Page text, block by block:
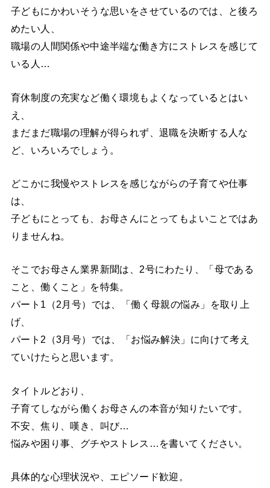
子どもにかわいそうな思いをさせているのでは、と後ろ
めたい人、
職場の人間関係や中途半端な働き方にストレスを感じて
いる人…
育休制度の充実など働く環境もよくなっているとはい
え、
まだまだ職場の理解が得られず、退職を決断する人な
ど、いろいろでしょう。
どこかに我慢やストレスを感じながらの子育てや仕事
は、
子どもにとっても、お母さんにとってもよいことではあ
りませんね。
そこでお母さん業界新聞は、2号にわたり、「母である
こと、働くこと」を特集。
パート1（2月号）では、「働く母親の悩み」を取り上
げ、
パート2（3月号）では、「お悩み解決」に向けて考え
ていけたらと思います。
タイトルどおり、
子育てしながら働くお母さんの本音が知りたいです。
不安、焦り、嘆き、叫び…
悩みや困り事、グチやストレス…を書いてください。
具体的な心理状況や、エピソード歓迎。